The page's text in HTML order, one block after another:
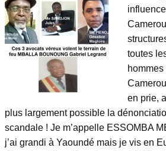
toutes
en prie,
plus largement possible la
scandale ! Je m’appelle ESSOMBA
j’ai grandi à Yaoundé mais je vis en